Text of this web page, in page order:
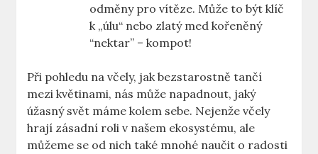
odměny pro vítěze. Může to být klíč
k „úlu“ nebo zlatý med kořeněný
“nektar” – kompot!
Při pohledu na včely, jak bezstarostně tančí
mezi květinami, nás může napadnout, jaký
úžasný svět máme kolem sebe. Nejenže včely
hrají zásadní roli v našem ekosystému, ale
můžeme se od nich také mnohé naučit o radosti